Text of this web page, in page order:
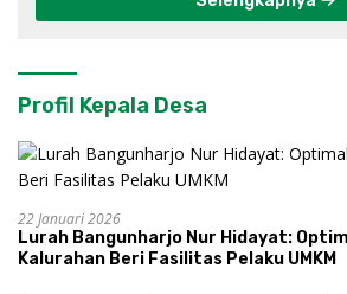
Profil Kepala Desa
22 Januari 2026
Lurah Bangunharjo Nur Hidayat:
Kalurahan Beri Fasilitas Pelaku UMKM